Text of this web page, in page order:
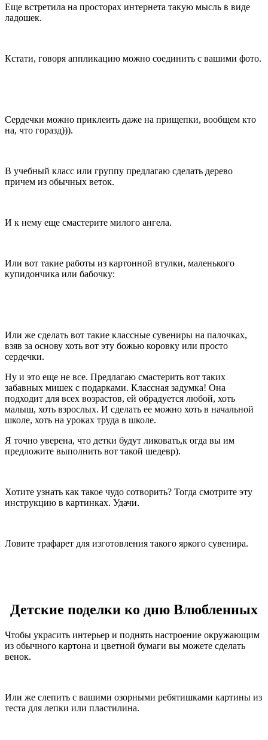
Еще встретила на просторах интернета такую мысль в виде
ладошек.
Кстати, говоря аппликацию можно соединить с вашими фото.
Сердечки можно приклеить даже на прищепки, вообщем кто
на, что горазд))).
В учебный класс или группу предлагаю сделать дерево
причем из обычных веток.
И к нему еще смастерите милого ангела.
Или вот такие работы из картонной втулки, маленького
купидончика или бабочку:
Или же сделать вот такие классные сувениры на палочках,
взяв за основу хоть вот эту божью коровку или просто
сердечки.
Ну и это еще не все. Предлагаю смастерить вот таких
забавных мишек с подарками. Классная задумка! Она
подходит для всех возрастов, ей обрадуется любой, хоть
малыш, хоть взрослых. И сделать ее можно хоть в начальной
школе, хоть на уроках труда в школе.
Я точно уверена, что детки будут ликовать,к огда вы им
предложите выполнить вот такой шедевр).
Хотите узнать как такое чудо сотворить? Тогда смотрите эту
инструкцию в картинках. Удачи.
Ловите трафарет для изготовления такого яркого сувенира.
Детские поделки ко дню Влюбленных
Чтобы украсить интерьер и поднять настроение окружающим
из обычного картона и цветной бумаги вы можете сделать
венок.
Или же слепить с вашими озорными ребятишками картины из
теста для лепки или пластилина.